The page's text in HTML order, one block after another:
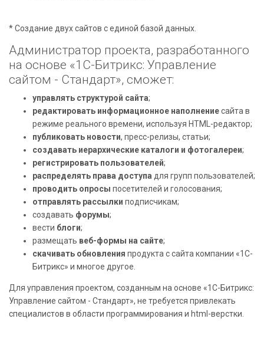
* Создание двух сайтов с единой базой данных.
Администратор проекта, разработанного
на основе «1С-Битрикс: Управление
сайтом - Стандарт», сможет:
управлять структурой сайта;
редактировать информационное наполнениесайта в
режиме реального времени, используя HTML-редактор;
публиковать новости, пресс-релизы, статьи;
создавать иерархические каталоги и фотогалереи;
регистрировать пользователей;
распределять права доступа для групп пользователей;
проводить опросы посетителей и голосования;
отправлять рассылки подписчикам;
создавать форумы;
вести блоги;
размещать веб-формы на сайте;
скачивать обновления продукта с сайта компании «1С-
Битрикс» и многое другое.
Для управления проектом, созданным на основе «1С-Битрикс:
Управление сайтом - Стандарт», не требуется привлекать
специалистов в области программирования и html-верстки.